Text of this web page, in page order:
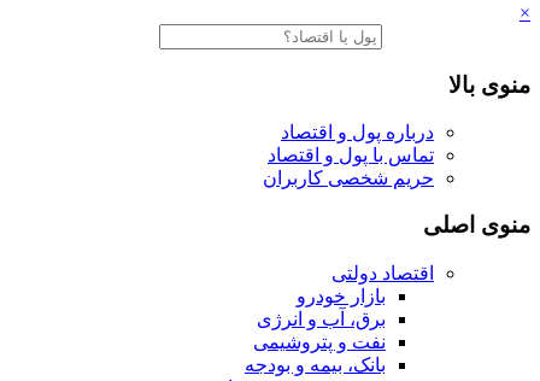
×
منوی بالا
درباره پول و اقتصاد
تماس با پول و اقتصاد
حریم شخصی کاربران
منوی اصلی
اقتصاد دولتی
بازار خودرو
برق، آب و انرژی
نفت و پتروشیمی
بانک، بیمه و بودجه